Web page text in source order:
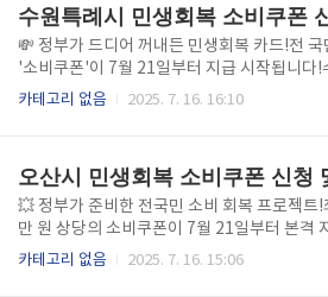
니다. 공식 양육비이행관리원 바로가기👆 ✅
양육비 이행 관련 지원은 '양육비이행관리원'
청할 수 있습니다. 먼저 공식 홈페이지에 접속
가입 후, 양육비 이행 지원 서비스 중 본인의 상
는 유형을 선택합니다. 이후 '양육비 이행 지원
신청의 경우,..
💸 정부가 드디어 꺼내든 민생회복 카드!전 국
'소비쿠폰'이 7월 21일부터 지급 시작됩니다!
시민이라면 반드시 신청하고 꼭 챙겨야 할 혜
민등록상 전국민 대상✔️ 신청은 개인별로 진행
성년자는 세대주가 신청 가능✔️ 주소지 기준
서만 신청 가능하며, 수원시 거주자라면 수원
서 신청 📆 신청 및 지급 일정1차 신청: 2025.
~ 9. 12(금)2차 신청: 2025. 9. 22(월) ~ 10.
카테고리 없음 2025. 7. 16. 16:10
💥 정부가 준비한 전국민 소비 회복 프로젝트!
만 원 상당의 소비쿠폰이 7월 21일부터 본격
다.오산시민이라면 지금 반드시 알아둬야 할
카테고리 없음 2025. 7. 16. 15:06